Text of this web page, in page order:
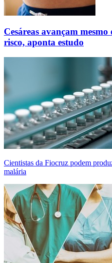
Cesáreas avançam mesmo
risco, aponta estudo
Cientistas da Fiocruz podem
malária